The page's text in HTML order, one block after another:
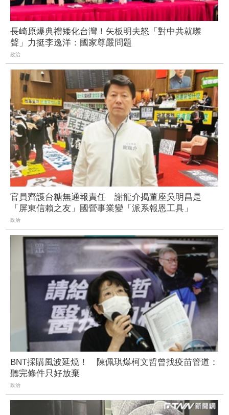
長崎原爆典禮矮化台灣！矢板明夫怒「對中共就噤
聲」力挺李逸洋：國家尊嚴問題
政治
官員齊護台糖無通報責任 謝龍介揭董座吳明昌是
「屏東信賴之友」國營事業變「派系報恩工具」
政治
BNT採購風波延燒！ 陳佩琪爆柯文哲曾找疫苗管道：
聽完條件只好放棄
政治